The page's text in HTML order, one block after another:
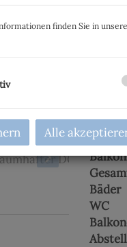
Freie
Bäder
WC
finden Sie in
Alle